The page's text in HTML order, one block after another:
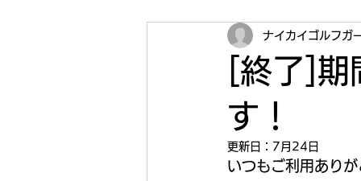
[終了]
す！
ナイカイゴルフガ
更新日： 7月24日
いつもご利用あり